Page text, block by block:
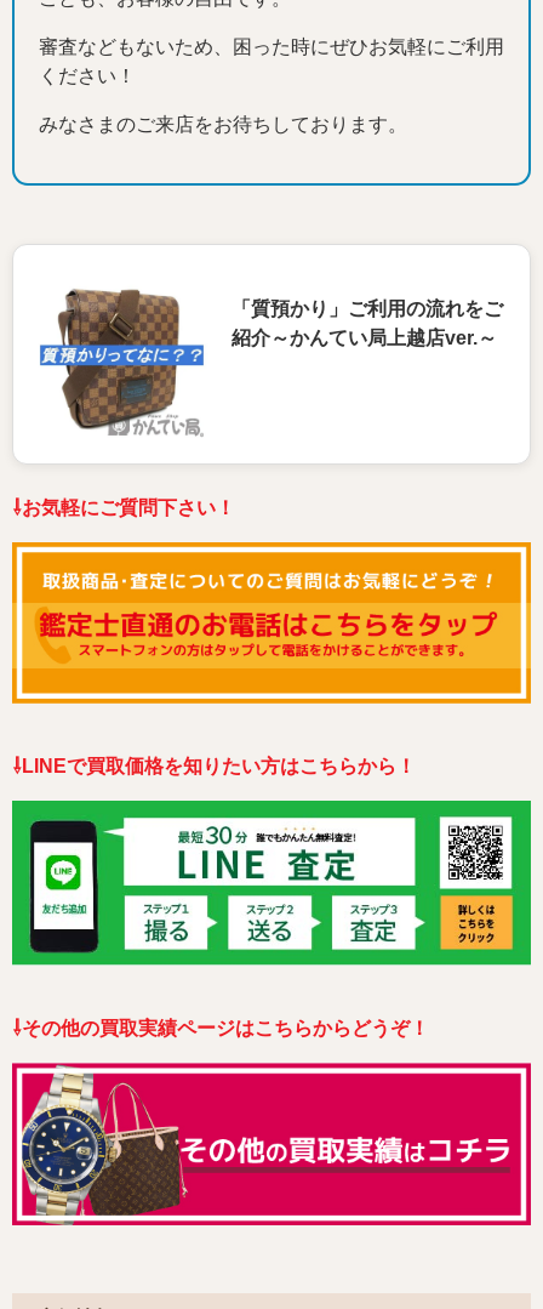
審査などもないため、困った時にぜひお気軽にご利用
ください！
みなさまのご来店をお待ちしております。
「質預かり」ご利用の流れをご
紹介～かんてい局上越店ver.～
⇩お気軽にご質問下さい！
⇩LINEで買取価格を知りたい方はこちらから！
⇩その他の買取実績ページはこちらからどうぞ！